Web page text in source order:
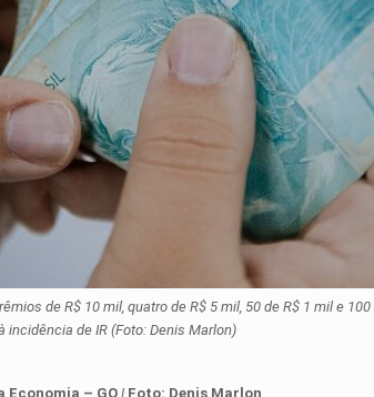
de R$ 10 mil, quatro de R$ 5 mil, 50 de R$ 1 mil e
incidência de IR (Foto: Denis Marlon)
Economia – GO | Foto: Denis Marlon